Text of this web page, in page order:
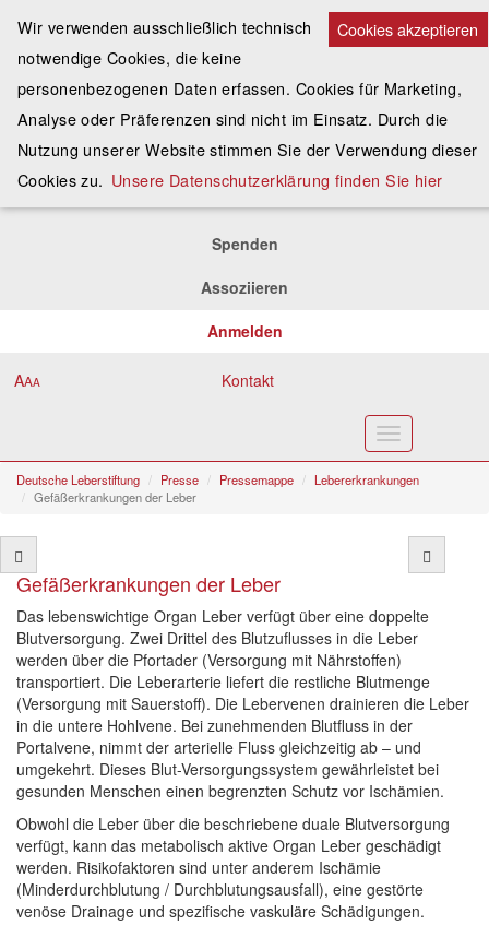
Spenden
Assoziieren
Anmelden
AAA Kontakt
Toggle
navigation
Deutsche Leberstiftung Presse Pressemappe
Lebererkrankungen
Gefäßerkrankungen der Leber
Gefäßerkrankungen der Leber
Das lebenswichtige Organ Leber verfügt über eine doppelte
Blutversorgung. Zwei Drittel des Blutzuflusses in die Leber
werden über die Pfortader (Versorgung mit Nährstoffen)
transportiert. Die Leberarterie liefert die restliche Blutmenge
(Versorgung mit Sauerstoff). Die Lebervenen drainieren die Leber
in die untere Hohlvene. Bei zunehmenden Blutfluss in der
Portalvene, nimmt der arterielle Fluss gleichzeitig ab – und
umgekehrt. Dieses Blut-Versorgungssystem gewährleistet bei
gesunden Menschen einen begrenzten Schutz vor Ischämien.
Obwohl die Leber über die beschriebene duale Blutversorgung
verfügt, kann das metabolisch aktive Organ Leber geschädigt
werden. Risikofaktoren sind unter anderem Ischämie
(Minderdurchblutung / Durchblutungsausfall), eine gestörte
venöse Drainage und spezifische vaskuläre Schädigungen.
Cookies akzeptieren
Wir verwenden ausschließlich technisch
notwendige Cookies, die keine
personenbezogenen Daten erfassen. Cookies für Marketing,
Analyse oder Präferenzen sind nicht im Einsatz. Durch die
Nutzung unserer Website stimmen Sie der Verwendung dieser
Cookies zu. Unsere Datenschutzerklärung finden Sie hier